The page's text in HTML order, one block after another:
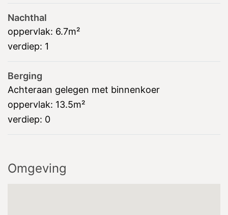
Nachthal
oppervlak: 6.7m²
verdiep: 1
Berging
Achteraan gelegen met binnenkoer
oppervlak: 13.5m²
verdiep: 0
Omgeving